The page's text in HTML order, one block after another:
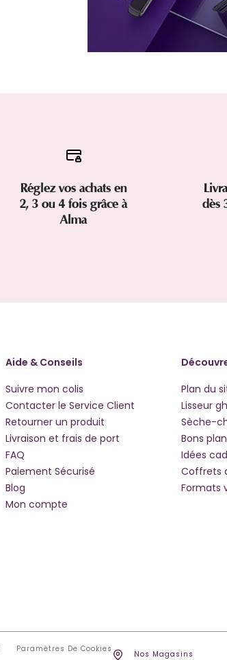
Réglez vos achats en
2, 3 ou 4 fois grâce à
Alma
dès
Aide & Conseils
Suivre mon colis
Contacter le Service Client
Retourner un produit
Livraison et frais de port
FAQ
Paiement Sécurisé
Blog
Mon compte
Plan du
Lisseur
Sèche-
Bons
Idées
Coffrets
Formats
Paramètres De Cookies
Nos Magasins